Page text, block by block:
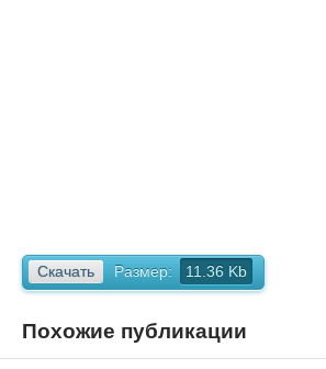
Скачать Размер: 11.36 Kb
Похожие публикации